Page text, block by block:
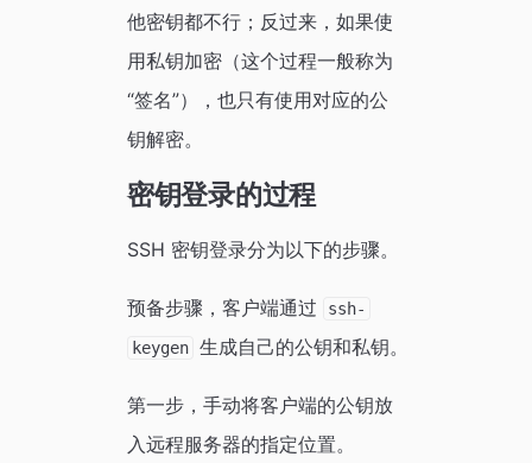
他密钥都不行；反过来，如果使
用私钥加密（这个过程一般称为
“签名”），也只有使用对应的公
钥解密。
密钥登录的过程
SSH 密钥登录分为以下的步骤。
预备步骤，客户端通过 ssh-
keygen 生成自己的公钥和私钥。
第一步，手动将客户端的公钥放
入远程服务器的指定位置。